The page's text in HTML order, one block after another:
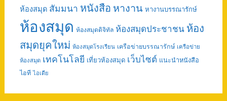
ห้องสมุด สัมมนา หนังสือ หางาน หางานบรรณารักษ์
ห้องสมุด ห้องสมุดดิจิทัล ห้องสมุดประชาชน ห้อง
สมุดยุคใหม่ ห้องสมุดโรงเรียน เครือข่ายบรรณารักษ์ เครือข่าย
ห้องสมุด เทคโนโลยี เที่ยวห้องสมุด เว็บไซต์ แนะนำหนังสือ
ไอที ไอเดีย